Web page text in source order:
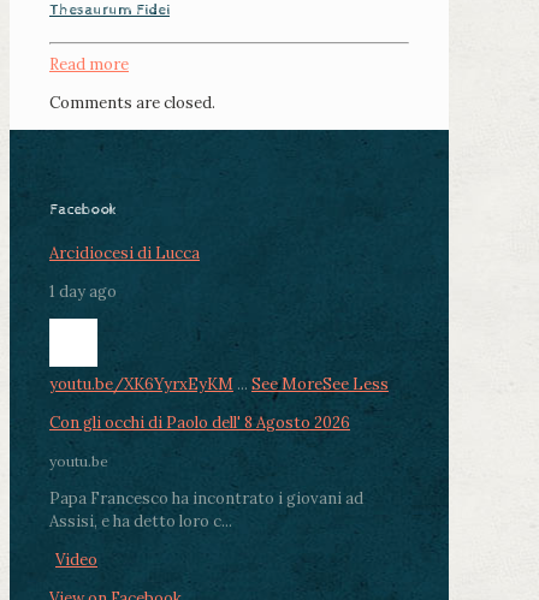
Thesaurum Fidei
Read more
Comments are closed.
Facebook
Arcidiocesi di Lucca
1 day ago
youtu.be/XK6YyrxEyKM ... See MoreSee Less
Con gli occhi di Paolo dell' 8 Agosto 2026
youtu.be
Papa Francesco ha incontrato i giovani ad
Assisi, e ha detto loro c...
Video